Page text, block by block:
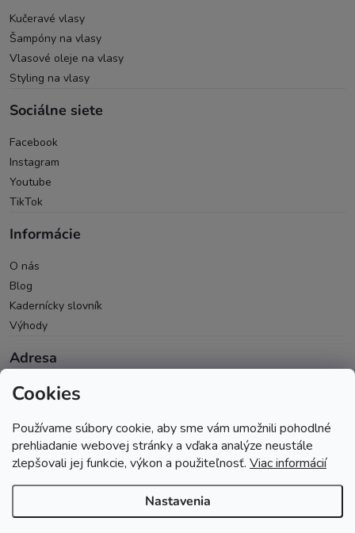
Cookies
Používame súbory cookie, aby sme vám umožnili pohodlné
prehliadanie webovej stránky a vďaka analýze neustále
zlepšovali jej funkcie, výkon a použiteľnosť. Viac informácií
Nastavenia
Kučeravé vlasy
Šampóny na vlasy
Vlasové oleje na vlasy
Styling na vlasy
Sociálne siete
Facebook
Instagram
Youtube
TikTok
Informácie
O nás
Blog
Kadernícky slovník
Výhody
Adresa
Oravická 614/14
Okres Tvrdošín